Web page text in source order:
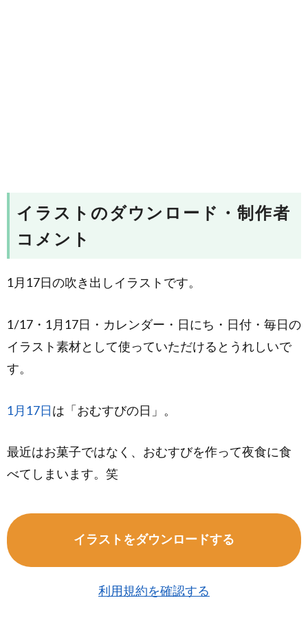
イラストのダウンロード・制作者
コメント
1月17日の吹き出しイラストです。
1/17・1月17日・カレンダー・日にち・日付・毎日の
イラスト素材として使っていただけるとうれしいで
す。
1月17日 は「おむすびの日」。
最近はお菓子ではなく、おむすびを作って夜食に食
べてしまいます。笑
イラストをダウンロードする
利用規約を確認する